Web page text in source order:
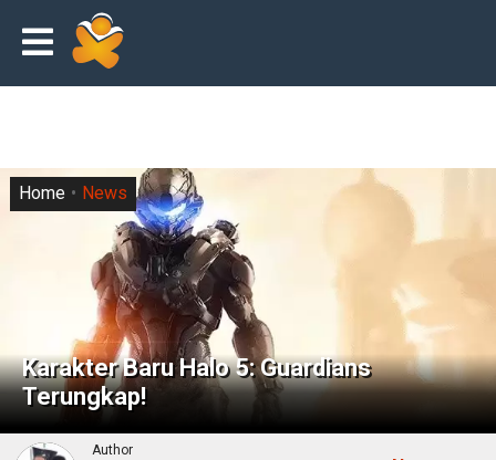
Karakter Baru Halo 5: Guardians
Terungkap!
Home News
Author